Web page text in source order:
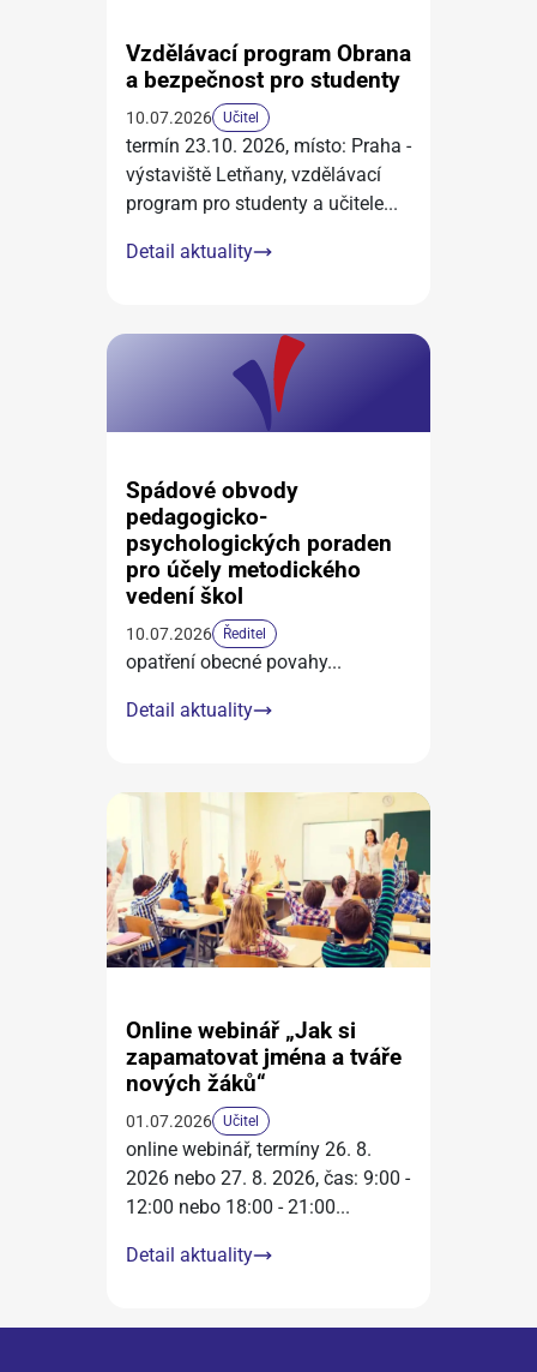
Vzdělávací program Obrana
a bezpečnost pro studenty
10.07.2026 Učitel
termín 23.10. 2026, místo: Praha -
výstaviště Letňany, vzdělávací
program pro studenty a učitele...
Detail aktuality
Spádové obvody
pedagogicko-
psychologických poraden
pro účely metodického
vedení škol
10.07.2026 Ředitel
opatření obecné povahy...
Detail aktuality
Online webinář „Jak si
zapamatovat jména a tváře
nových žáků“
01.07.2026 Učitel
online webinář, termíny 26. 8.
2026 nebo 27. 8. 2026, čas: 9:00 -
12:00 nebo 18:00 - 21:00...
Detail aktuality